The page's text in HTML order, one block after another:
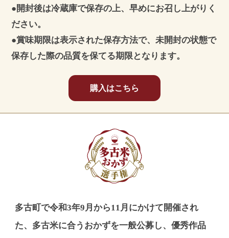
●開封後は冷蔵庫で保存の上、早めにお召し上がりく
ださい。
●賞味期限は表示された保存方法で、未開封の状態で
保存した際の品質を保てる期限となります。
購入はこちら
多古町で令和3年9月から11月にかけて開催され
た、多古米に合うおかずを一般公募し、優秀作品